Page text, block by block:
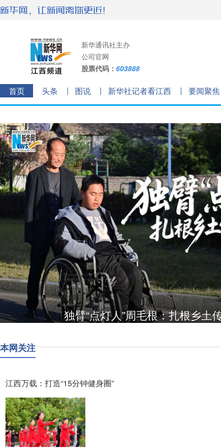
新华通讯社主办
公司官网
股票代码： 603888
首页 头条 图说 新华社记者看江西 要闻聚焦
独臂“点灯人”周毛根：扎根乡土
本网关注
江西万载：打造“15分钟健身圈”